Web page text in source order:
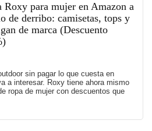
Roxy para mujer en Amazon a
de derribo: camisetas, tops y
de marca (Descuento
sin pagar lo que cuesta en
a interesar. Roxy tiene ahora mismo
ropa de mujer con descuentos que